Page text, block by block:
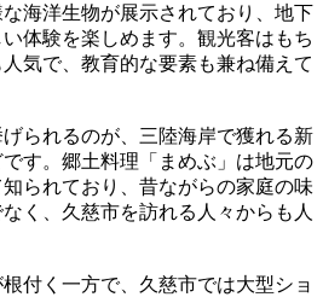
海洋生物が展示されており、地下
体験を楽しめます。観光客はもち
気で、教育的な要素も兼ね備えて
られるのが、三陸海岸で獲れる新
す。郷土料理「まめぶ」は地元の
られており、昔ながらの家庭の味
く、久慈市を訪れる人々からも人
付く一方で、久慈市では大型ショ